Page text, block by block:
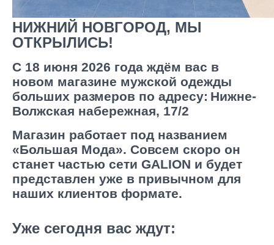
НИЖНИЙ НОВГОРОД, МЫ
ОТКРЫЛИСЬ!
С 18 июня 2026 года ждём вас в
новом магазине мужской одежды
больших размеров по адресу: Нижне-
Волжская набережная, 17/2
Магазин работает под названием
«Большая Мода». Совсем скоро он
станет частью сети GALION и будет
представлен уже в привычном для
наших клиентов формате.
Уже сегодня вас ждут: